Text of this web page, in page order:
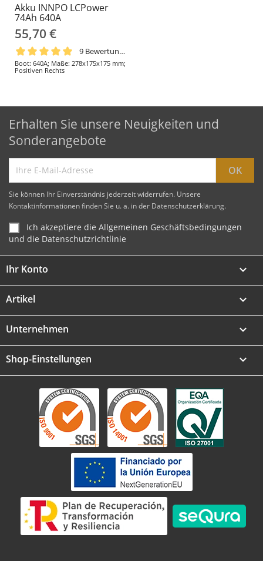
Akku INNPO LCPower
74Ah 640A
55,70 €
9 Bewertungen
Boot: 640A; Maße: 278x175x175 mm;
Positiven Rechts
Erhalten Sie unsere Neuigkeiten und
Sonderangebote
Sie können Ihr Einverständnis jederzeit widerrufen. Unsere
Kontaktinformationen finden Sie u. a. in der Datenschutzerklärung.
Ich akzeptiere die Allgemeinen Geschäftsbedingungen
und die Datenschutzrichtlinie
Ihr Konto 
Artikel 
Unternehmen 
Shop-Einstellungen keyboard_arrow_down